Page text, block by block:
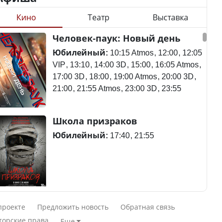
ли представлены
регионов в
төменгі жалақы,
экология: жеті
сайлаушылармен
талқылап жатыр?
зарплата,
говорят с
Станет ли
метапневмовирус
эпидемией, рассказали в
ВОЗ
потерпел крушение в
Южной Корее, погибли
120 человек
Актау: Путин принес
Кино Театр Выставка
Человек-паук: Новый день
Юбилейный: 10:15 Atmos 12:00 12:05
VIP 13:10 14:00 3D 15:00 16:05 Atmos
17:00 3D 18:00 19:00 Atmos 20:00 3D
21:00 21:55 Atmos 23:00 3D 23:55
Школа призраков
Юбилейный: 17:40 21:55
Смешарики сквозь вселенные
Юбилейный:
Предложить новость
Обратная связь